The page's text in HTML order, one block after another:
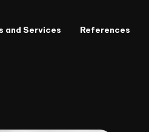
and Services References